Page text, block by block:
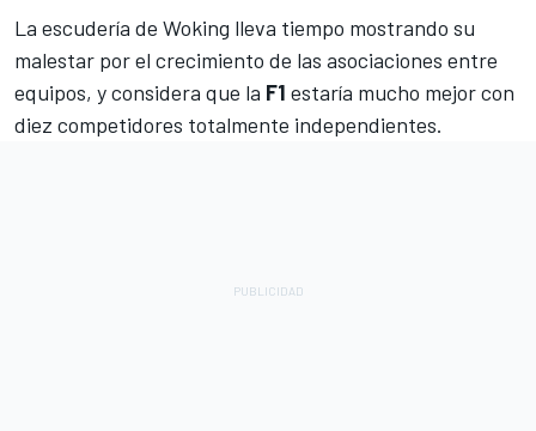
La escudería de Woking lleva tiempo mostrando su
malestar por el crecimiento de las asociaciones entre
equipos, y considera que la F1 estaría mucho mejor con
diez competidores totalmente independientes.